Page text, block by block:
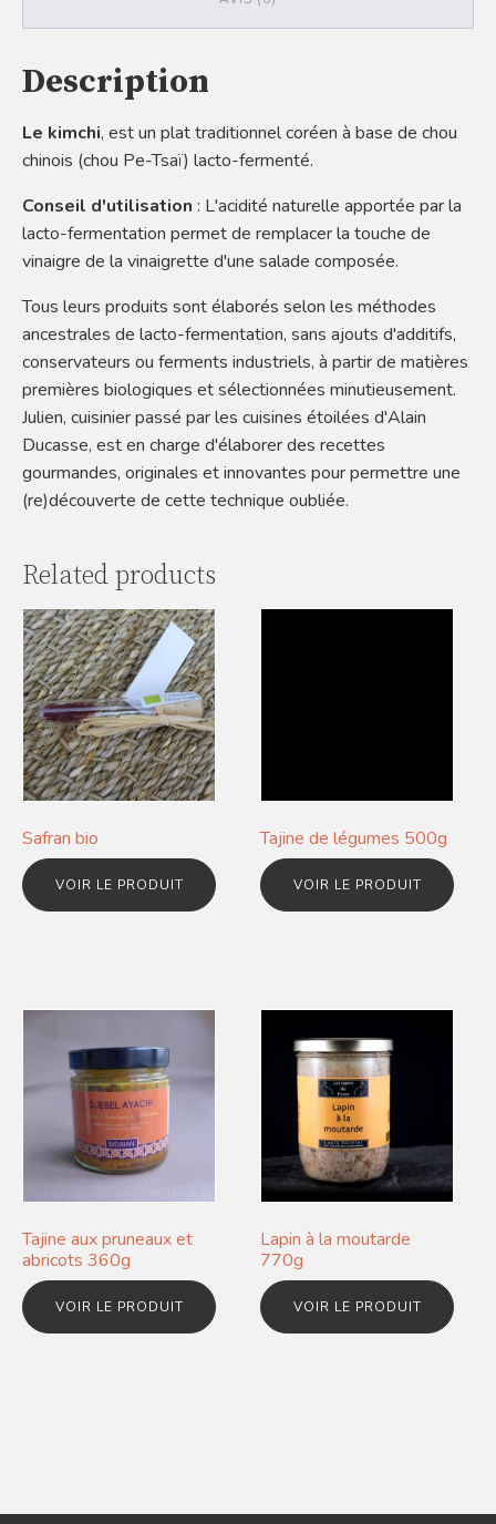
Description
Le kimchi, est un plat traditionnel coréen à base de chou
chinois (chou Pe-Tsaï) lacto-fermenté.
Conseil d'utilisation : L'acidité naturelle apportée par la
lacto-fermentation permet de remplacer la touche de
vinaigre de la vinaigrette d'une salade composée.
Tous leurs produits sont élaborés selon les méthodes
ancestrales de lacto-fermentation, sans ajouts d'additifs,
conservateurs ou ferments industriels, à partir de matières
premières biologiques et sélectionnées minutieusement.
Julien, cuisinier passé par les cuisines étoilées d'Alain
Ducasse, est en charge d'élaborer des recettes
gourmandes, originales et innovantes pour permettre une
(re)découverte de cette technique oubliée.
Related products
Safran bio
VOIR LE PRODUIT
Tajine de légumes 500g
VOIR LE PRODUIT
Tajine aux pruneaux et
abricots 360g
VOIR LE PRODUIT
Lapin à la moutarde
770g
VOIR LE PRODUIT